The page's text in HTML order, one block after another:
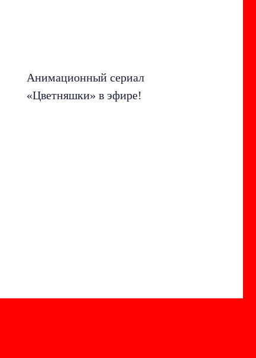
Анимационный сериал
«Цветняшки» в эфире!